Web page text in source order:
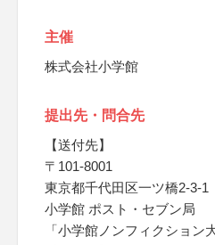
主催
株式会社小学館
提出先・問合先
【送付先】
〒101-8001
東京都千代田区一ツ橋2-3-1
小学館 ポスト・セブン局
「小学館ノンフィクション